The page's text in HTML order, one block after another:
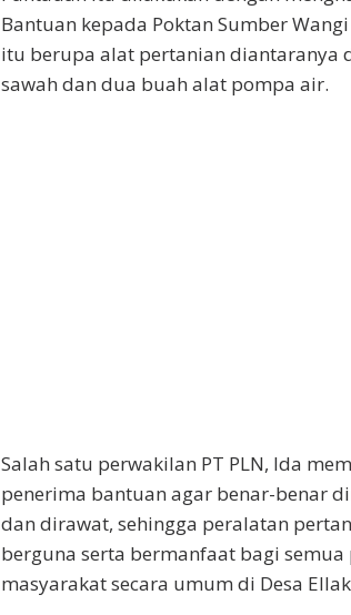
Bantuan kepada Poktan Sumber
itu berupa alat pertanian diantaranya
sawah dan dua buah alat pompa air.
‎Salah satu perwakilan PT PLN, Ida
penerima bantuan agar benar-benar
dan dirawat, sehingga peralatan
berguna serta bermanfaat bagi
masyarakat secara umum di Desa